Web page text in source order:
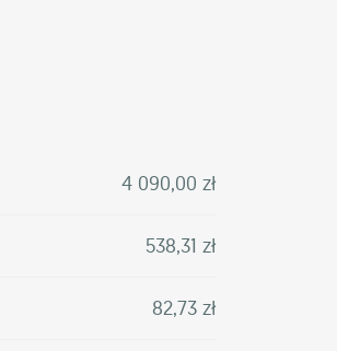
4 090,00 zł
538,31 zł
82,73 zł